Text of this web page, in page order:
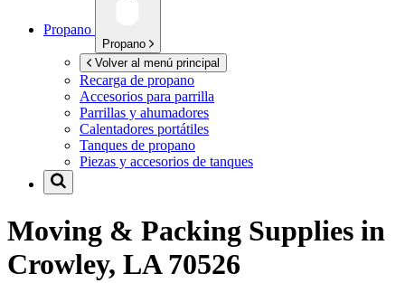
Propano
Propano
Volver al menú principal
Recarga de propano
Accesorios para parrilla
Parrillas y ahumadores
Calentadores portátiles
Tanques de propano
Piezas y accesorios de tanques
Moving & Packing Supplies in
Crowley, LA 70526